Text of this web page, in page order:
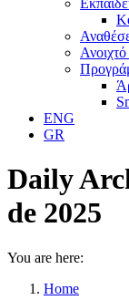
ENG
GR
Daily
de 2025
You are here:
Home